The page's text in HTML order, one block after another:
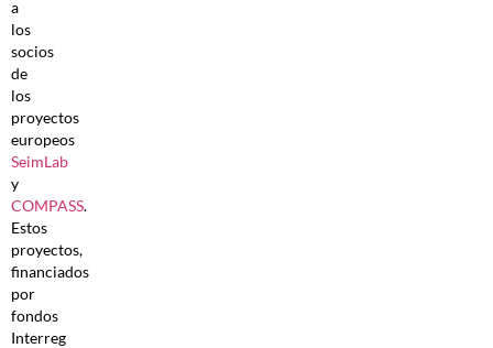
a
los
socios
de
los
proyectos
europeos
SeimLab
y
COMPASS.
Estos
proyectos,
financiados
por
fondos
Interreg